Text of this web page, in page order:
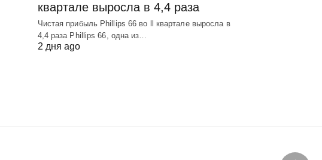
квартале выросла в 4,4 раза
Чистая прибыль Phillips 66 во ll квартале выросла в
4,4 раза Phillips 66, одна из…
2 дня ago